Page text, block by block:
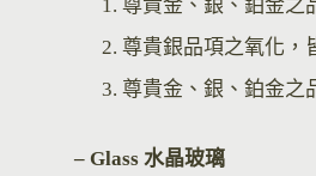
尊貴金、銀、鉑金之
尊貴銀品項之氧化，
尊貴金、銀、鉑金之
– Glass 水晶玻璃